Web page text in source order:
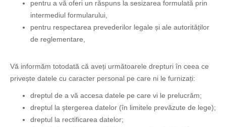
pentru a vă oferi un răspuns la sesizarea formulată prin
intermediul formularului,
pentru respectarea prevederilor legale și ale autorităților
de reglementare,
Vă informăm totodată că aveți următoarele drepturi în ceea ce
privește datele cu caracter personal pe care ni le furnizați:
dreptul de a vă accesa datele pe care vi le prelucrăm;
dreptul la ștergerea datelor (în limitele prevăzute de lege);
dreptul la rectificarea datelor;
NUME*
PRENUME*
TELEFON